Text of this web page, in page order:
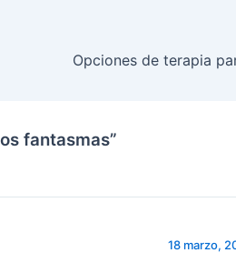
Opciones de terapia
fantasmas”
18 marzo,